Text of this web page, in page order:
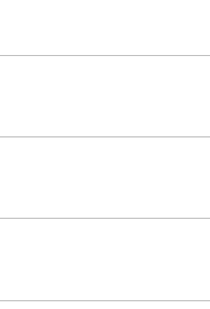
燈